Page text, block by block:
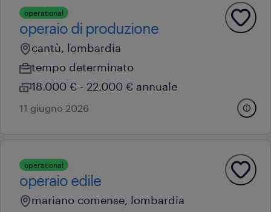
operational
operaio di produzione
cantù, lombardia
tempo determinato
18.000 € - 22.000 € annuale
11 giugno 2026
operational
operaio edile
mariano comense, lombardia